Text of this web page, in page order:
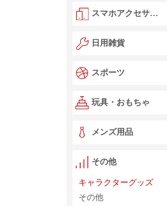
スマホアクセサリー
日用雑貨
スポーツ
玩具・おもちゃ
メンズ用品
その他
キャラクターグッズ
その他